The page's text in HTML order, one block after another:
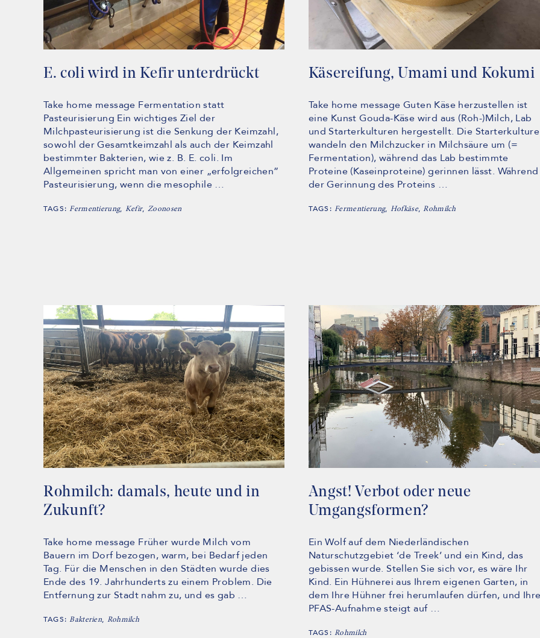
E. coli wird in Kefir unterdrückt
Take home message Fermentation statt
Pasteurisierung Ein wichtiges Ziel der
Milchpasteurisierung ist die Senkung der Keimzahl,
sowohl der Gesamtkeimzahl als auch der Keimzahl
bestimmter Bakterien, wie z. B. E. coli. Im
Allgemeinen spricht man von einer „erfolgreichen”
Pasteurisierung, wenn die mesophile …
TAGS:Fermentierung, Kefir, Zoonosen
Käsereifung, Umami und Kokumi
Take home message Guten Käse herzustellen ist
eine Kunst Gouda-Käse wird aus (Roh-)Milch, Lab
und Starterkulturen hergestellt. Die
wandeln den Milchzucker in Milchsäure um (=
Fermentation), während das Lab bestimmte
Proteine (Kaseinproteine) gerinnen lässt. Während
der Gerinnung des Proteins …
TAGS:Fermentierung, Hofkäse,Rohmilch
Rohmilch: damals, heute und in
Zukunft?
Take home message Früher wurde Milch vom
Bauern im Dorf bezogen, warm, bei Bedarf jeden
Tag. Für die Menschen in den Städten wurde dies
Ende des 19. Jahrhunderts zu einem Problem. Die
Entfernung zur Stadt nahm zu, und es gab …
TAGS:Bakterien, Rohmilch
Angst! Verbot oder neue
Umgangsformen?
Ein Wolf auf dem Niederländischen
Naturschutzgebiet ‘de Treek’ und ein Kind, das
gebissen wurde. Stellen Sie sich vor, es wäre Ihr
Kind. Ein Hühnerei aus Ihrem eigenen Garten, in
dem Ihre Hühner frei herumlaufen dürfen, und
PFAS-Aufnahme steigt auf …
TAGS:Rohmilch